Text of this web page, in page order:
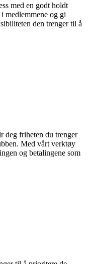
med en godt holdt
medlemmene og gi
den trenger til å
deg friheten du trenger
Med vårt verktøy
og betalingene som